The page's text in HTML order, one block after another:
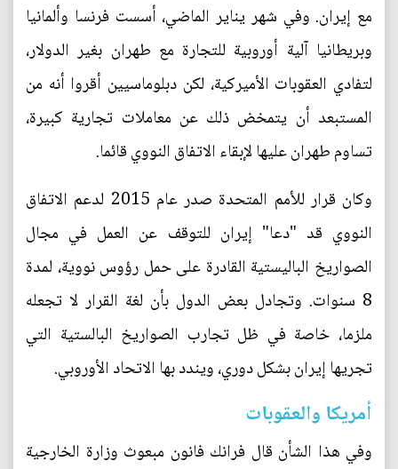
مع إيران. وفي شهر يناير الماضي، أسست فرنسا وألمانيا
وبريطانيا آلية أوروبية للتجارة مع طهران بغير الدولار،
لتفادي العقوبات الأميركية، لكن دبلوماسيين أقروا أنه من
المستبعد أن يتمخض ذلك عن معاملات تجارية كبيرة،
تساوم طهران عليها لإبقاء الاتفاق النووي قائما.
وكان قرار للأمم المتحدة صدر عام 2015 لدعم الاتفاق
النووي قد "دعا" إيران للتوقف عن العمل في مجال
الصواريخ الباليستية القادرة على حمل رؤوس نووية، لمدة
8 سنوات. وتجادل بعض الدول بأن لغة القرار لا تجعله
ملزما، خاصة في ظل تجارب الصواريخ البالستية التي
تجريها إيران بشكل دوري، ويندد بها الاتحاد الأوروبي.
أمريكا والعقوبات
وفي هذا الشأن قال فرانك فانون مبعوث وزارة الخارجية